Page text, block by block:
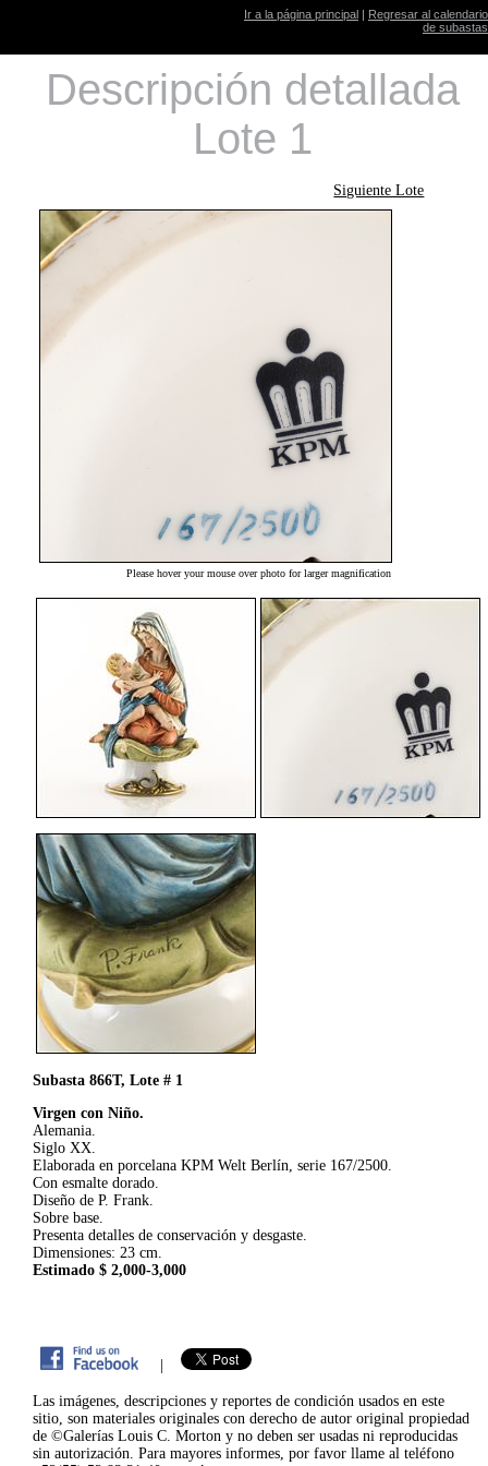
Ir a la página principal | Regresar al calendario
de subastas
Descripción detallada
Lote 1
Siguiente Lote
Please hover your mouse over photo for larger magnification
Subasta 866T, Lote # 1
Virgen con Niño.
Alemania.
Siglo XX.
Elaborada en porcelana KPM Welt Berlín, serie 167/2500.
Con esmalte dorado.
Diseño de P. Frank.
Sobre base.
Presenta detalles de conservación y desgaste.
Dimensiones: 23 cm.
Estimado $ 2,000-3,000
|
Las imágenes, descripciones y reportes de condición usados en este
sitio, son materiales originales con derecho de autor original propiedad
de ©Galerías Louis C. Morton y no deben ser usadas ni reproducidas
sin autorización. Para mayores informes, por favor llame al teléfono